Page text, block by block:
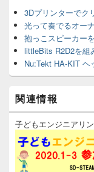
ィ
ジ
ェ
ッ
リ
ア
3Dプリンターでク
光って奏でるオー
抱っこスピーカー
littleBits R2D2を組
Nu:Tekt HA-KIT
関連情報
子どもエンジニアリ